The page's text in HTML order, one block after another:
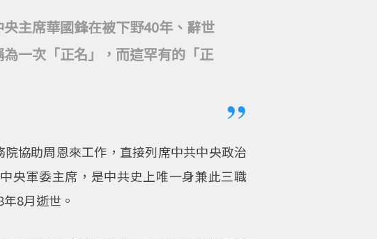
主席華國鋒在被下野40年、辭世
一次「正名」，而這罕有的「正
協助周恩來工作，直接列席中共中央政治
央軍委主席，是中共史上唯一身兼此三職
8月逝世。